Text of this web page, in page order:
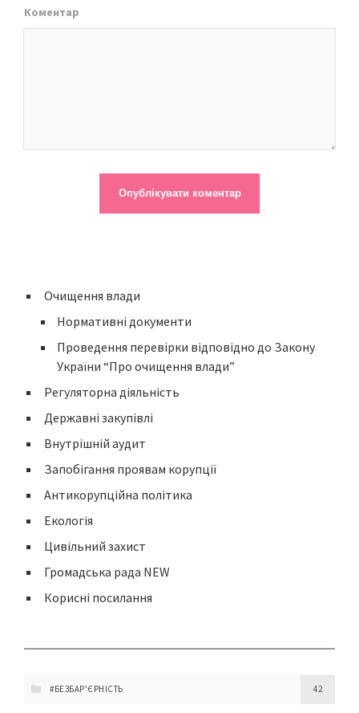
Коментар
Очищення влади
Нормативні документи
Проведення перевірки відповідно до Закону
України “Про очищення влади”
Регуляторна діяльність
Державні закупівлі
Внутрішній аудит
Запобігання проявам корупції
Антикорупційна політика
Екологія
Цивільний захист
Громадська рада NEW
Корисні посилання
#БЕЗБАР'ЄРНІСТЬ 42